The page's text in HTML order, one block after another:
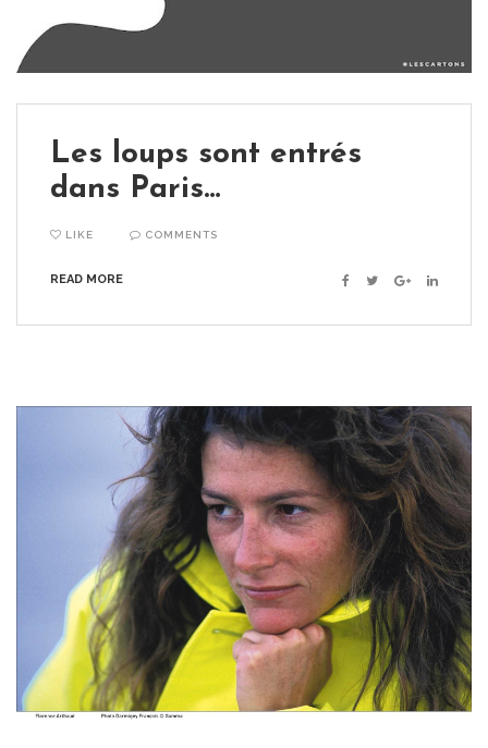
Les loups sont entrés
dans Paris…
LIKE COMMENTS
READ MORE Facebook
TwitterGoogle+Linkedin